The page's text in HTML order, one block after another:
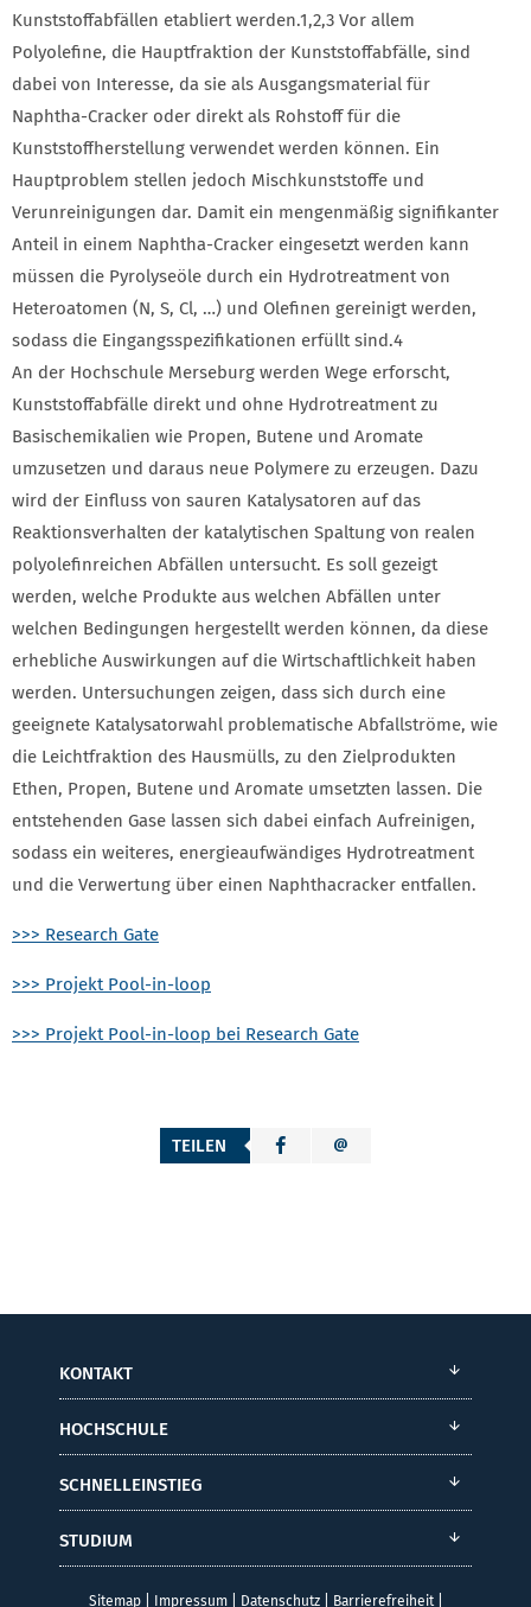
Kunststoffabfällen etabliert werden.1,2,3 Vor allem
Polyolefine, die Hauptfraktion der Kunststoffabfälle, sind
dabei von Interesse, da sie als Ausgangsmaterial für
Naphtha-Cracker oder direkt als Rohstoff für die
Kunststoffherstellung verwendet werden können. Ein
Hauptproblem stellen jedoch Mischkunststoffe und
Verunreinigungen dar. Damit ein mengenmäßig signifikanter
Anteil in einem Naphtha-Cracker eingesetzt werden kann
müssen die Pyrolyseöle durch ein Hydrotreatment von
Heteroatomen (N, S, Cl, …) und Olefinen gereinigt werden,
sodass die Eingangsspezifikationen erfüllt sind.4
An der Hochschule Merseburg werden Wege erforscht,
Kunststoffabfälle direkt und ohne Hydrotreatment zu
Basischemikalien wie Propen, Butene und Aromate
umzusetzen und daraus neue Polymere zu erzeugen. Dazu
wird der Einfluss von sauren Katalysatoren auf das
Reaktionsverhalten der katalytischen Spaltung von realen
polyolefinreichen Abfällen untersucht. Es soll gezeigt
werden, welche Produkte aus welchen Abfällen unter
welchen Bedingungen hergestellt werden können, da diese
erhebliche Auswirkungen auf die Wirtschaftlichkeit haben
werden. Untersuchungen zeigen, dass sich durch eine
geeignete Katalysatorwahl problematische Abfallströme, wie
die Leichtfraktion des Hausmülls, zu den Zielprodukten
Ethen, Propen, Butene und Aromate umsetzten lassen. Die
entstehenden Gase lassen sich dabei einfach Aufreinigen,
sodass ein weiteres, energieaufwändiges Hydrotreatment
und die Verwertung über einen Naphthacracker entfallen.
>>> Research Gate
>>> Projekt Pool-in-loop
>>> Projekt Pool-in-loop bei Research Gate
TEILEN
KONTAKT
HOCHSCHULE
SCHNELLEINSTIEG
STUDIUM
Sitemap| Impressum| Datenschutz| Barrierefreiheit|